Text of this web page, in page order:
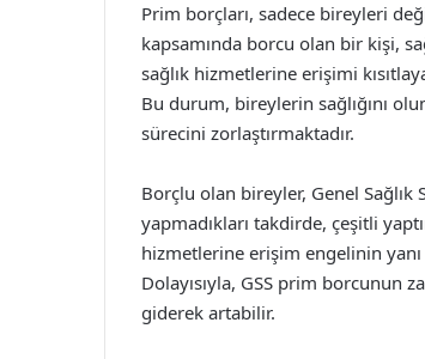
Prim borçları, sadece bireyleri
kapsamında borcu olan bir kişi,
sağlık hizmetlerine erişimi
Bu durum, bireylerin sağlığını
sürecini zorlaştırmaktadır.
Borçlu olan bireyler, Genel
yapmadıkları takdirde, çeşitli
hizmetlerine erişim engelinin
Dolayısıyla, GSS prim borcunun
giderek artabilir.